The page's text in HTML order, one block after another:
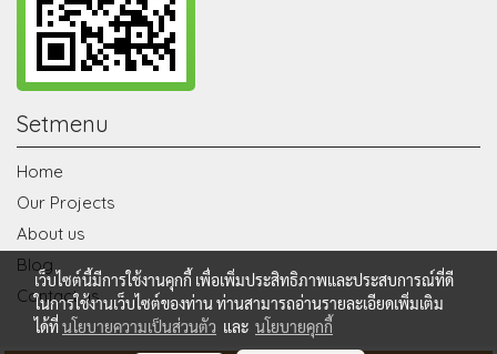
Setmenu
Home
Our Projects
About us
Blog
Contact us
เว็บไซต์นี้มีการใช้งานคุกกี้ เพื่อเพิ่มประสิทธิภาพและประสบการณ์ที่ดี
ในการใช้งานเว็บไซต์ของท่าน ท่านสามารถอ่านรายละเอียดเพิ่มเติม
ได้ที่นโยบายความเป็นส่วนตัว และ นโยบายคุกกี้